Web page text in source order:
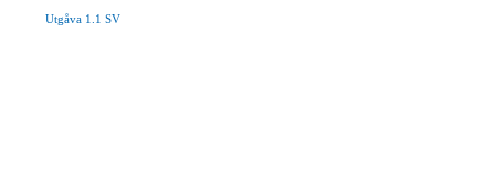
Utgåva 1.1 SV